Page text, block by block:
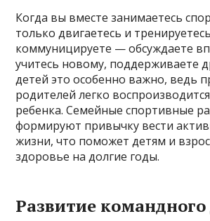
Когда вы вместе занимаетесь
только двигаетесь и
коммуницируете — обсуждаете
учитесь новому, поддерживаете
детей это особенно важно, ведь
родителей легко
ребенка. Семейные спортивные
формируют привычку вести
жизни, что поможет детям и
здоровье на долгие годы.
Развитие командного